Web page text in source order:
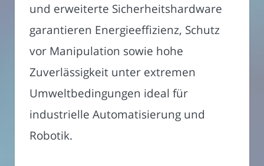
und erweiterte Sicherheitshardware
garantieren Energieeffizienz, Schutz
vor Manipulation sowie hohe
Zuverlässigkeit unter extremen
Umweltbedingungen ideal für
industrielle Automatisierung und
Robotik.